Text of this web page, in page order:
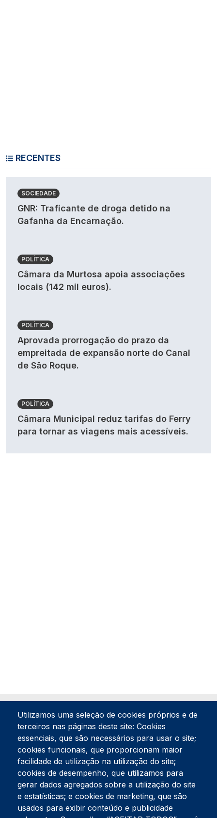
RECENTES
SOCIEDADE
GNR: Traficante de droga detido na
Gafanha da Encarnação.
POLÍTICA
Câmara da Murtosa apoia associações
locais (142 mil euros).
POLÍTICA
Aprovada prorrogação do prazo da
empreitada de expansão norte do Canal
de São Roque.
POLÍTICA
Câmara Municipal reduz tarifas do Ferry
para tornar as viagens mais acessíveis.
Tel:234 390 100Fax:234 390 100
Endereço Postal
Apartado 42
Rua Gil Eanes 31
3834-908 Gafanha da Nazaré
Utilizamos uma seleção de cookies próprios e de
terceiros nas páginas deste site: Cookies
essenciais, que são necessários para usar o site;
cookies funcionais, que proporcionam maior
facilidade de utilização na utilização do site;
cookies de desempenho, que utilizamos para
gerar dados agregados sobre a utilização do site
e estatísticas; e cookies de marketing, que são
usados para exibir conteúdo e publicidade